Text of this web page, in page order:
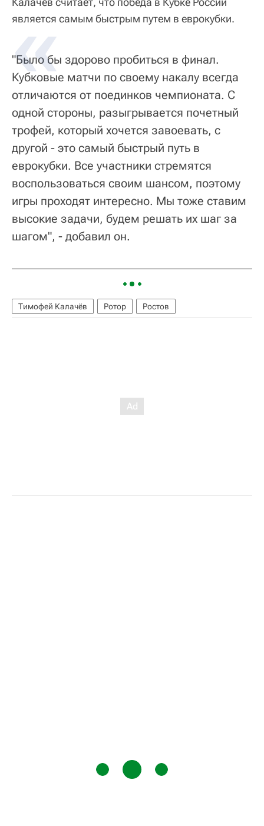
является самым быстрым путем в еврокубки.
"Было бы здорово пробиться в финал.
Кубковые матчи по своему накалу всегда
отличаются от поединков чемпионата. С
одной стороны, разыгрывается почетный
трофей, который хочется завоевать, с
другой - это самый быстрый путь в
еврокубки. Все участники стремятся
воспользоваться своим шансом, поэтому
игры проходят интересно. Мы тоже ставим
высокие задачи, будем решать их шаг за
шагом", - добавил он.
Тимофей Калачёв Ротор Ростов